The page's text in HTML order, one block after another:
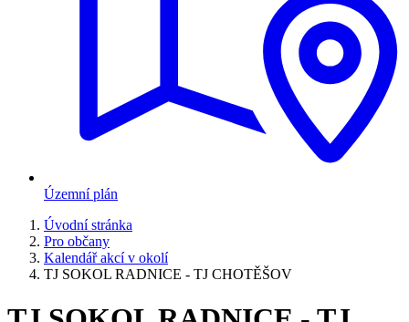
Územní plán
Úvodní stránka
Pro občany
Kalendář akcí v okolí
TJ SOKOL RADNICE - TJ CHOTĚŠOV